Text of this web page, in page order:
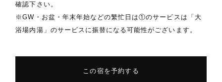
確認下さい。
※GW・お盆・年末年始などの繁忙日は①のサービスは「大
浴場内湯」のサービスに振替になる可能性がございます。
この宿を予約する